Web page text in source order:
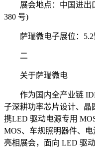
展会地点：中国进出
380 号)
萨瑞微电子展位：5.2
二
关于萨瑞微电
作为国内全产业链
子深耕功率芯片设计、晶
携LED 驱动电源专用
MOS、车规照明器件、
亮相展会，面向 LED 驱